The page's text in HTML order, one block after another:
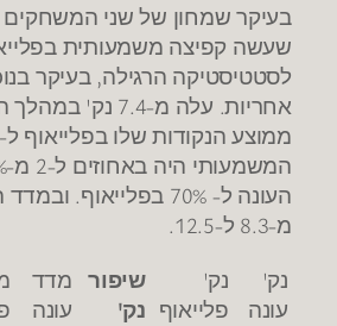
בעיקר שמחון של שני המשחקים
שעשה קפיצה משמעותית
לסטטיסטיקה הרגילה, בעיקר
אחריות. עלה מ-7.4
העונה ל- 70%
מ-8.3 ל-12.5.
נק'
עונה
נק'
פלייאוף
שיפור
נק'
מדד
עונה